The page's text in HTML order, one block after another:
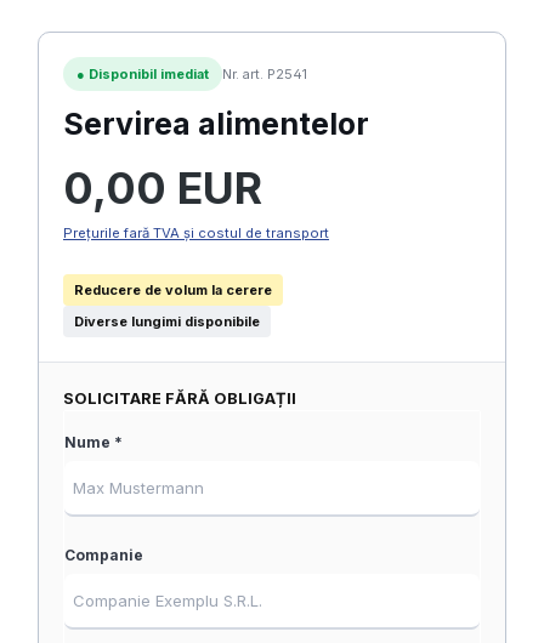
● Disponibil imediat Nr. art. P2541
Servirea alimentelor
0,00 EUR
Prețurile fară TVA și costul de transport
Reducere de volum la cerere
Diverse lungimi disponibile
SOLICITARE FĂRĂ OBLIGAȚII
Nume *
Companie